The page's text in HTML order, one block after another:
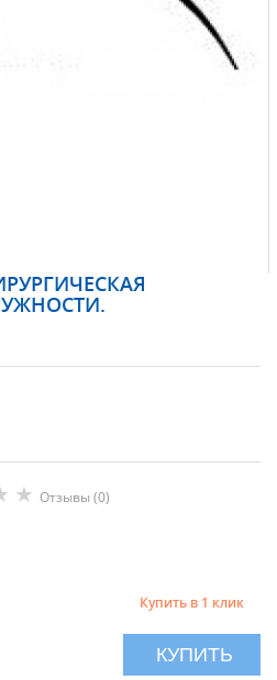
★ Отзывы (0)
Купить в 1 клик
КУПИТЬ